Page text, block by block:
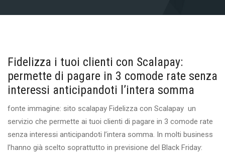
Fidelizza i tuoi clienti con Scalapay:
permette di pagare in 3 comode rate senza
interessi anticipandoti l’intera somma
fonte immagine: sito scalapay Fidelizza con Scalapay un
servizio che permette ai tuoi clienti di pagare in 3 comode rate
senza interessi anticipandoti l’intera somma. In molti business
l’hanno già scelto soprattutto in previsione del Black Friday: